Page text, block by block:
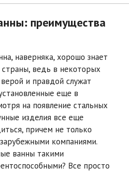
преимущества
наверняка, хорошо знает
ведь в некоторых
и правдой служат
еще в
на появление стальных
изделия все еще
причем не только
компаниями.
ванны такими
Все просто